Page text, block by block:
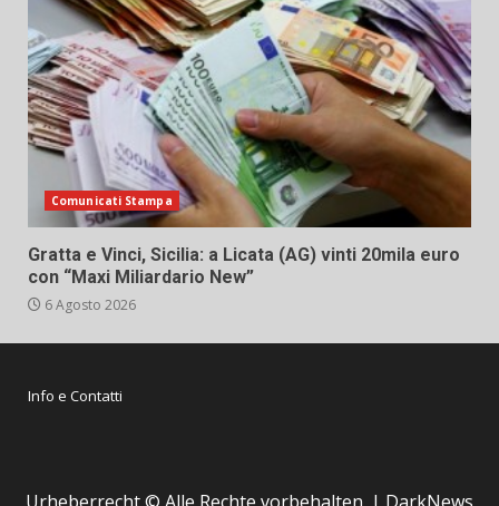
Comunicati Stampa
Gratta e Vinci, Sicilia: a Licata (AG) vinti 20mila euro
con “Maxi Miliardario New”
6 Agosto 2026
Info e Contatti